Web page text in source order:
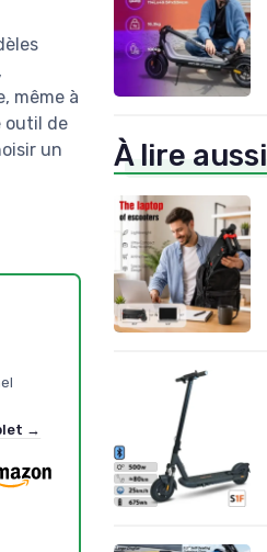
même à
outil de
un
→
À lire aussi